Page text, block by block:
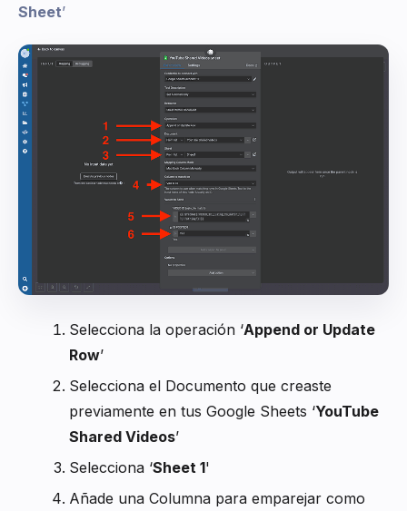
Sheet’
Selecciona la operación ‘Append or Update
Row’
Selecciona el Documento que creaste
previamente en tus Google Sheets ‘YouTube
Shared Videos’
Selecciona ‘Sheet 1'
Añade una Columna para emparejar como